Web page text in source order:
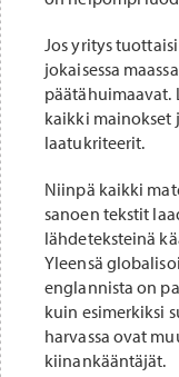
Jos yritys
jokaisessa
päätähuimaavat.
kaikki mainokset
laatukriteerit.
Niinpä kaikki
sanoen tekstit
lähdeteksteinä
Yleensä
englannista on
kuin esimerkiksi
harvassa ovat
kiinankääntäjät.